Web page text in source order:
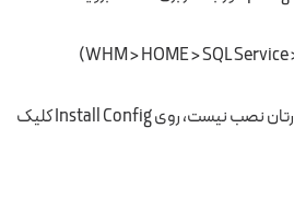
اگر postgreSQL روی سرورتان نصب نیست، روی Install Config کلیک